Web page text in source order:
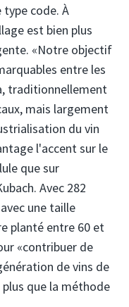
code. À
est bien plus
«Notre objectif
entre les
traditionnellement
mais largement
du vin
l'accent sur le
que sur
Avec 282
une taille
planté entre 60 et
«contribuer de
de vins de
que la méthode